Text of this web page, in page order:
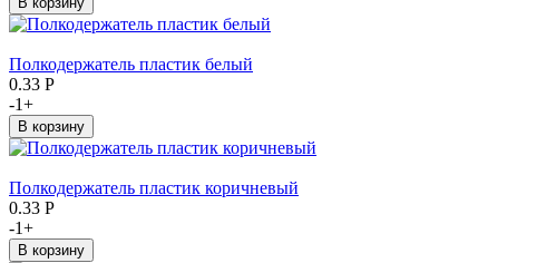
Полкодержатель пластик белый
0.33 Р
-1+
Полкодержатель пластик коричневый
0.33 Р
-1+